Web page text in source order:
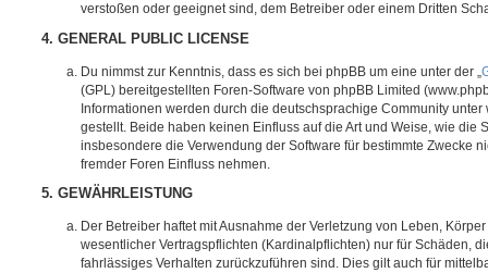
verstoßen oder geeignet sind, dem Betreiber oder einem Dritten
4. GENERAL PUBLIC LICENSE
Du nimmst zur Kenntnis, dass es sich bei phpBB um eine unter der „
(GPL) bereitgestellten Foren-Software von phpBB Limited
Informationen werden durch die deutschsprachige Community unter
gestellt. Beide haben keinen Einfluss auf die Art und Weise, wie die
insbesondere die Verwendung der Software für bestimmte Zwecke
fremder Foren Einfluss nehmen.
5. GEWÄHRLEISTUNG
Der Betreiber haftet mit Ausnahme der Verletzung von Leben,
wesentlicher Vertragspflichten (Kardinalpflichten) nur für Schäden,
fahrlässiges Verhalten zurückzuführen sind. Dies gilt auch für